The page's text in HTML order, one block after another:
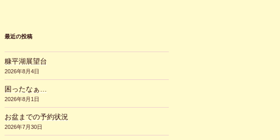
最近の投稿
糠平湖展望台
2026年8月4日
困ったなぁ…
2026年8月1日
お盆までの予約状況
2026年7月30日